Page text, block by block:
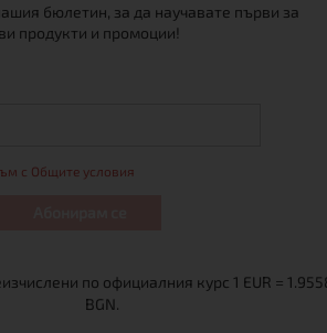
бюлетин, за да научавате първи за
продукти и промоции!
с Общите условия